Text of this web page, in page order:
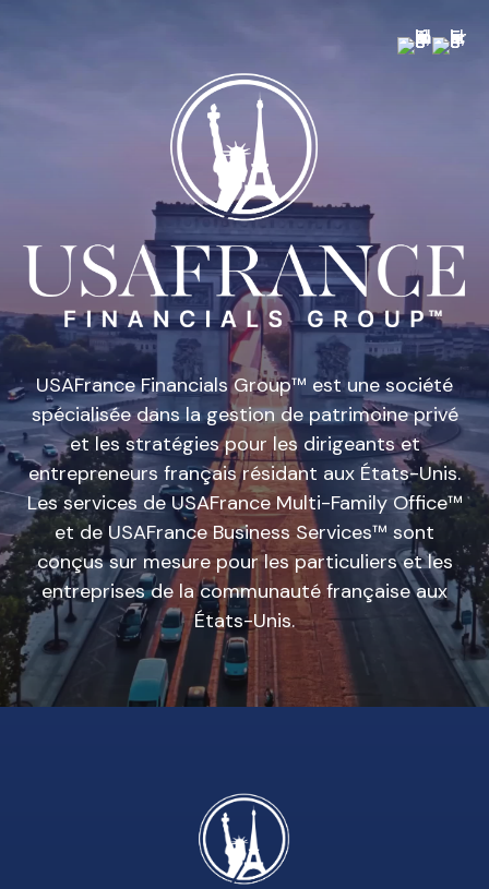
USAFrance Financials Group™ est une société
spécialisée dans la gestion de patrimoine privé
et les stratégies pour les dirigeants et
entrepreneurs français résidant aux États-Unis.
Les services de USAFrance Multi-Family Office™
et de USAFrance Business Services™ sont
conçus sur mesure pour les particuliers et les
entreprises de la communauté française aux
États-Unis.